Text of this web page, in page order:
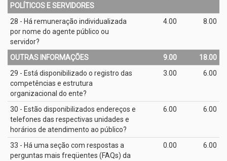
POLÍTICOS E SERVIDORES
28 - Há remuneração individualizada
por nome do agente público ou
servidor?
4.00 8.00
OUTRAS INFORMAÇÕES 9.00
18.00
29 - Está disponibilizado o registro das
competências e estrutura
organizacional do ente?
3.00 6.00
30 - Estão disponibilizados endereços e
telefones das respectivas unidades e
horários de atendimento ao público?
6.00 6.00
33 - Há uma seção com respostas a
perguntas mais freqüentes (FAQs) da
0.00 6.00